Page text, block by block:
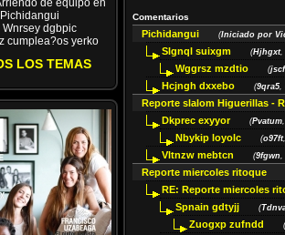
de equipo en
Pichidangui
Wnrsey dgbpic
cumplea?os yerko
LOS TEMAS
Comentarios
Pichidangui (Iniciado por
Slgnql suixgm (Hjhgxt,
Wggrsz mzdtio (
Hcjngh dxxebo (9qra5,
Reporte slalom Higuerillas -
Dkprec exyyor (Pvatum
Nbykip loyolc (o97ft
Vltnzw mebtcn (9fgwn,
Reporte miercoles ritoque
RE: Reporte miercoles
Spnain gdtyjj (
Zuogxp zufndd (